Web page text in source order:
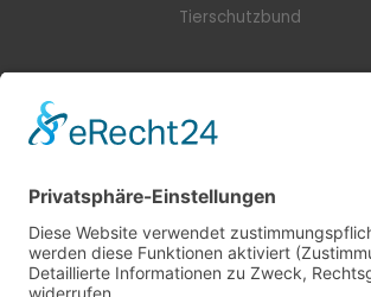
Tierschutzbund